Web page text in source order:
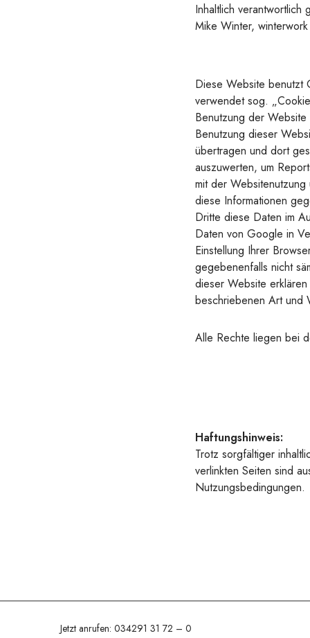
Inhaltlich
Mike Winter, winterwork
Diese Website benutzt
verwendet sog.
Benutzung der
Benutzung dieser
übertragen und dort
auszuwerten, um
mit der
diese Informationen
Dritte diese Daten im
Daten von Google in
Einstellung Ihrer
gegebenenfalls nicht
dieser Website
beschriebenen Art und
Alle Rechte liegen bei
Haftungshinweis:
Trotz sorgfältiger
verlinkten Seiten sind
Nutzungsbedingungen.
Jetzt anrufen: 034291 31 72 – 0